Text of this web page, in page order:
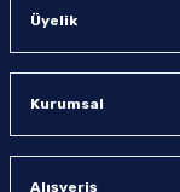
Üyelik
Kurumsal
Alışveriş